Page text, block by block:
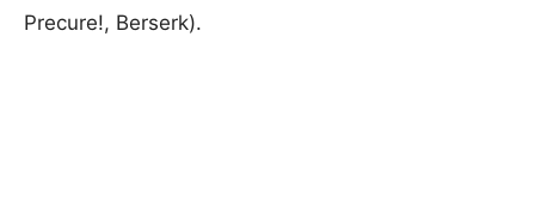
Precure!, Berserk).